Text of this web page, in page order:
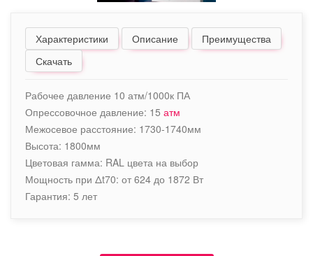
Характеристики Описание
Преимущества
Скачать
Рабочее давление 10 атм/1000к ПА
Опрессовочное давление: 15 атм
Межосевое расстояние: 1730-1740мм
Высота: 1800мм
Цветовая гамма: RAL цвета на выбор
Мощность при Δt70: от 624 до 1872 Вт
Гарантия: 5 лет